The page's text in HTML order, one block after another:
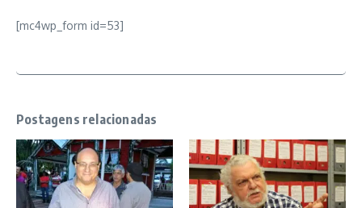
[mc4wp_form id=53]
Postagens relacionadas